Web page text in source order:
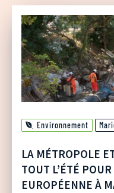
Environnement
LA MÉTROPOLE
TOUT L’ÉTÉ
EUROPÉENNE À